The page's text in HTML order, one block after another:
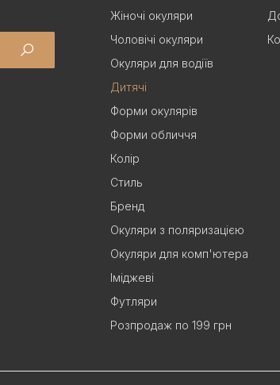
Жіночі окуляри
Чоловічі окуляри
Окуляри для водіїв
Дитячі
Форми окулярів
Форми обличчя
Колір
Стиль
Бренд
Окуляри з поляризацією
Окуляри для комп'ютера
Іміджеві
Футляри
Розпродаж по 199 грн